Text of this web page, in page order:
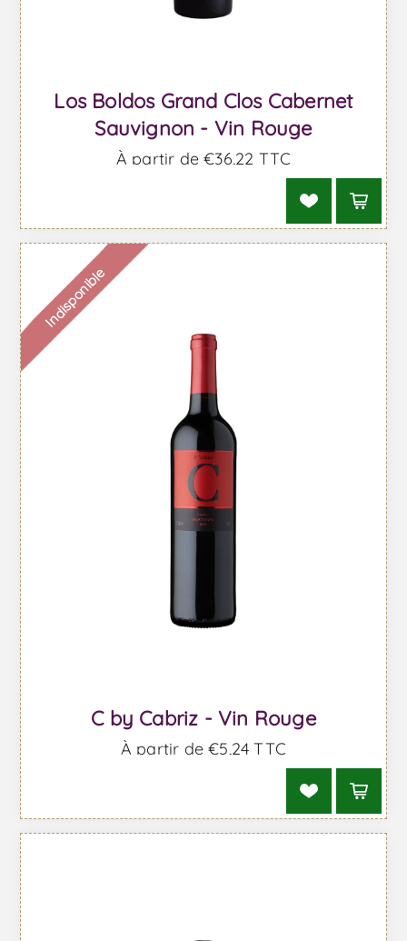
Los Boldos Grand Clos Cabernet
Sauvignon - Vin Rouge
À partir de €36,22 TTC
Indisponible
C by Cabriz - Vin Rouge
À partir de €5,24 TTC